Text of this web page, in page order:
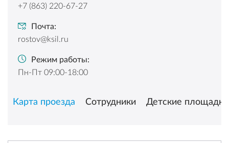
+7 (863) 220-67-27
Почта:
rostov@ksil.ru
Режим работы:
Пн-Пт 09:00-18:00
Карта проезда Сотрудники Детские площадки